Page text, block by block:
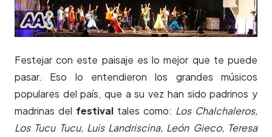
Festejar con este paisaje es lo mejor que te puede
pasar. Eso lo entendieron los grandes músicos
populares del país, que a su vez han sido padrinos y
madrinas del festival tales como: Los Chalchaleros,
Los Tucu Tucu, Luis Landriscina, León Gieco, Teresa